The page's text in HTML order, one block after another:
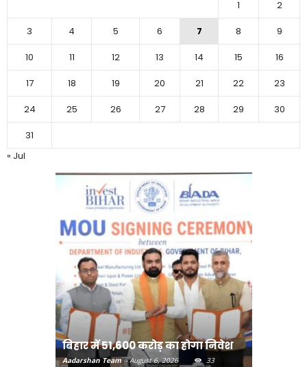
1
2
3
4 5 6 7 8
9
10
11 12 13 14 15
16
17
18 19 20 21 22
23
24
25 26 27 28 29
30
31
« Jul
बिहार में 51,600 करोड़ का होगा निवेश
Aadarshan Team - August 6, 2026
33